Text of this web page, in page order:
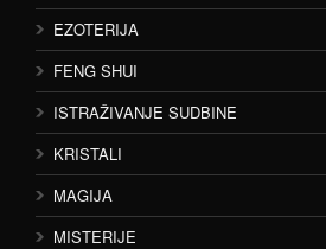
EZOTERIJA
FENG SHUI
ISTRAŽIVANJE SUDBINE
KRISTALI
MAGIJA
MISTERIJE